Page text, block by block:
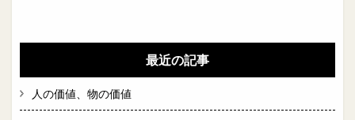
最近の記事
人の価値、物の価値